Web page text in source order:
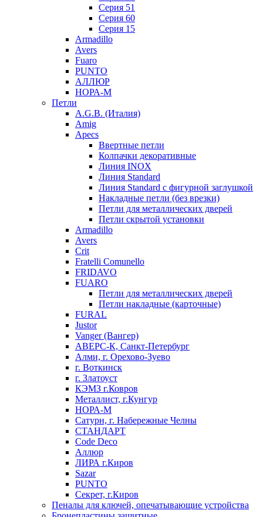
Серия 51
Серия 60
Серия 15
Armadillo
Avers
Fuaro
PUNTO
АЛЛЮР
НОРА-М
Петли
A.G.B. (Италия)
Amig
Apecs
Ввертные петли
Колпачки декоративные
Линия INOX
Линия Standard
Линия Standard с фигурной заглушкой
Накладные петли (без врезки)
Петли для металлических дверей
Петли скрытой установки
Armadillo
Avers
Crit
Fratelli Comunello
FRIDAVO
FUARO
Петли для металлических дверей
Петли накладные (карточные)
FURAL
Justor
Vanger (Вангер)
АВЕРС-К, Санкт-Петербург
Алми, г. Орехово-Зуево
г. Воткинск
г. Златоуст
КЭМЗ г.Ковров
Металлист, г.Кунгур
НОРА-М
Сатурн, г. Набережные Челны
СТАНДАРТ
Code Deco
Аллюр
ЛИРА г.Киров
Sazar
PUNTO
Секрет, г.Киров
Пеналы для ключей, опечатывающие устройства